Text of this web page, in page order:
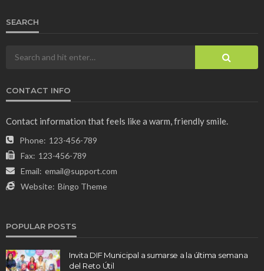
SEARCH
CONTACT INFO
Contact information that feels like a warm, friendly smile.
Phone: 123-456-789
Fax: 123-456-789
Email: email@support.com
Website: Bingo Theme
POPULAR POSTS
Invita DIF Municipal a sumarse a la última semana
del Reto Útil